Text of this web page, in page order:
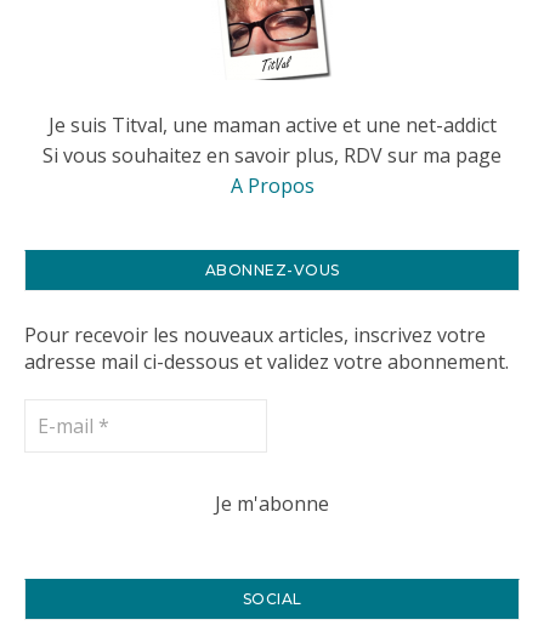
Je suis Titval, une maman active et une net-addict
Si vous souhaitez en savoir plus, RDV sur ma page
A Propos
ABONNEZ-VOUS
Pour recevoir les nouveaux articles, inscrivez votre
adresse mail ci-dessous et validez votre abonnement.
SOCIAL